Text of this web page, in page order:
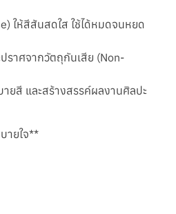
ให้สีสันสดใส ใช้ได้หมดจนหยด
ราศจากวัตถุกันเสีย (Non-
ยสี และสร้างสรรค์ผลงานศิลปะ
ายใจ**